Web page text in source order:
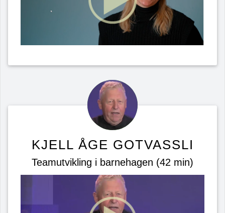
KJELL ÅGE GOTVASSLI
Teamutvikling i barnehagen (42 min)